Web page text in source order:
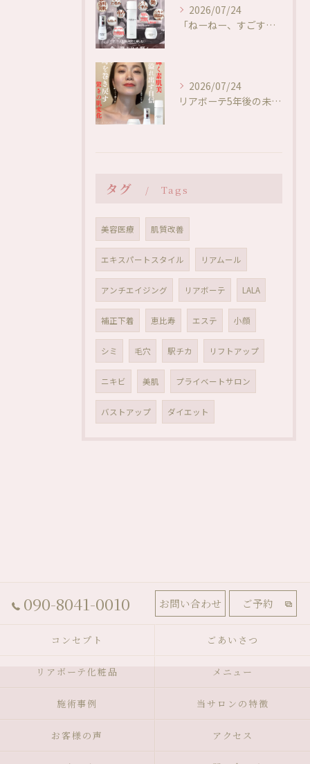
2026/07/24
「ねーねー、すごすぎない…！？🥺🥰✨」
2026/07/24
リアボーテ5年後の未来❤️肌変化に驚き✨
タグ Tags
美容医療 肌質改善
エキスパートスタイル リアムール
アンチエイジング リアボーテ LALA
補正下着 恵比寿 エステ 小顔
シミ 毛穴 駅チカ リフトアップ
ニキビ 美肌 プライベートサロン
バストアップ ダイエット
090-8041-0010 お問い合わせ ご予約
コンセプト ごあいさつ
リアボーテ化粧品 メニュー
施術事例 当サロンの特徴
お客様の声 アクセス